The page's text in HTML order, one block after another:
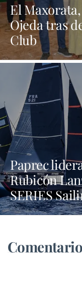
El
Ojeda tras
Club
Paprec
Rubicón
SERIES